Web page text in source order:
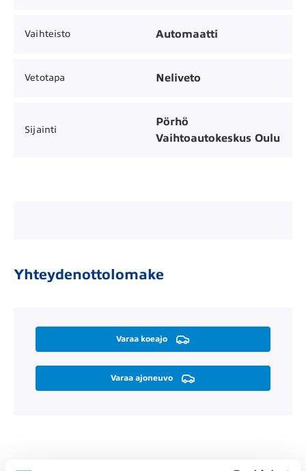
Vaihteisto Automaatti
Vetotapa Neliveto
Sijainti
Pörhö
Vaihtoautokeskus Oulu
Yhteydenottolomake
Varaa koeajo
Varaa ajoneuvo